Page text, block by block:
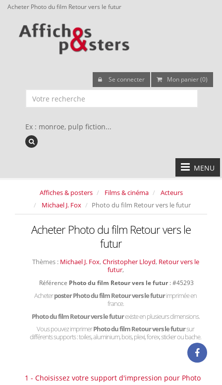
Acheter Photo du film Retour vers le futur
Se connecter Mon panier (0)
Ex : monroe, pulp fiction...
MENU
Affiches & posters Films & cinéma
Acteurs
Michael J. Fox
Photo du film Retour vers le futur
Acheter Photo du film Retour vers le
futur
Thèmes : Michael J. Fox, Christopher Lloyd, Retour vers le
futur,
Référence Photo du film Retour vers le futur: #45293
Acheterposter Photo du film Retour vers le futurimprimée en
france.
Photo du film Retour vers le futurexiste en plusieurs dimensions.
Vous pouvez imprimerPhoto du film Retour vers le futursur
différents supports : toiles, aluminium, bois, plexi, forex, sticker ou bache.
1 - Choisissez votre support d'impression pour Photo